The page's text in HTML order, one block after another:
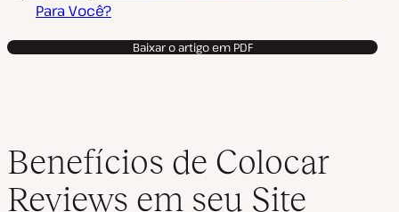
Para Você?
Baixar o artigo em PDF
Benefícios de Colocar
Reviews em seu Site